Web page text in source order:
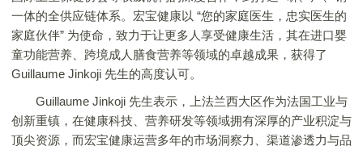
一体的全供应链体系。宏宝健康以 “您的家庭医生，忠实医生的
家庭伙伴” 为使命，致力于让更多人享受健康生活，其在进口婴
童功能营养、跨境成人膳食营养等领域的卓越成果，获得了
Guillaume Jinkoji 先生的高度认可。
Guillaume Jinkoji 先生表示，上法兰西大区作为法国工业与
创新重镇，在健康科技、营养研发等领域拥有深厚的产业积淀与
顶尖资源，而宏宝健康运营多年的市场洞察力、渠道渗透力与品